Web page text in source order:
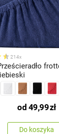
214x
od 49,99zł
Do koszyka